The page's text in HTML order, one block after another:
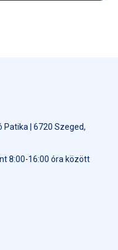
| 6720 Szeged,
8:00-16:00 óra között